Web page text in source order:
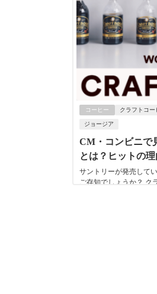
コーヒー クラフトコー
ジョージア
CM・コンビニで
とは？ヒットの
サントリーが発売して
ご存知でしょうか？ ク